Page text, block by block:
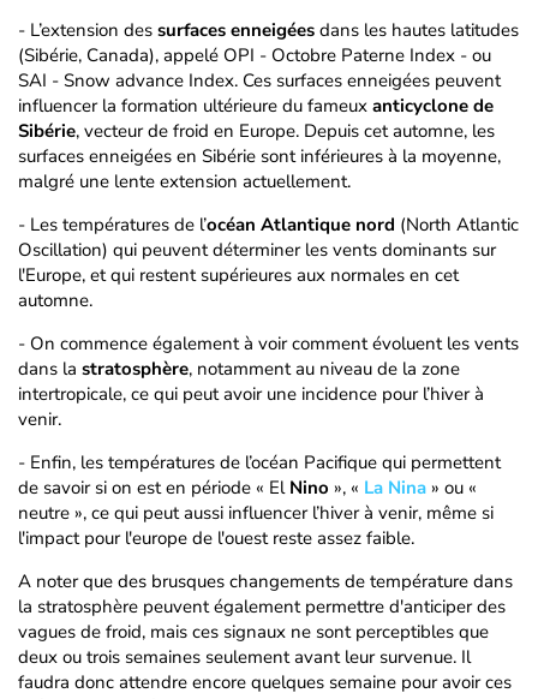
- L’extension des surfaces enneigées dans les hautes latitudes
(Sibérie, Canada), appelé OPI - Octobre Paterne Index - ou
SAI - Snow advance Index. Ces surfaces enneigées peuvent
influencer la formation ultérieure du fameux anticyclone de
Sibérie, vecteur de froid en Europe. Depuis cet automne, les
surfaces enneigées en Sibérie sont inférieures à la moyenne,
malgré une lente extension actuellement.
- Les températures de l’océan Atlantique nord (North Atlantic
Oscillation) qui peuvent déterminer les vents dominants sur
l'Europe, et qui restent supérieures aux normales en cet
automne.
- On commence également à voir comment évoluent les vents
dans la stratosphère, notamment au niveau de la zone
intertropicale, ce qui peut avoir une incidence pour l’hiver à
venir.
- Enfin, les températures de l’océan Pacifique qui permettent
de savoir si on est en période « El Nino », « La Nina » ou «
neutre », ce qui peut aussi influencer l’hiver à venir, même si
l'impact pour l'europe de l'ouest reste assez faible.
A noter que des brusques changements de température dans
la stratosphère peuvent également permettre d'anticiper des
vagues de froid, mais ces signaux ne sont perceptibles que
deux ou trois semaines seulement avant leur survenue. Il
faudra donc attendre encore quelques semaine pour avoir ces